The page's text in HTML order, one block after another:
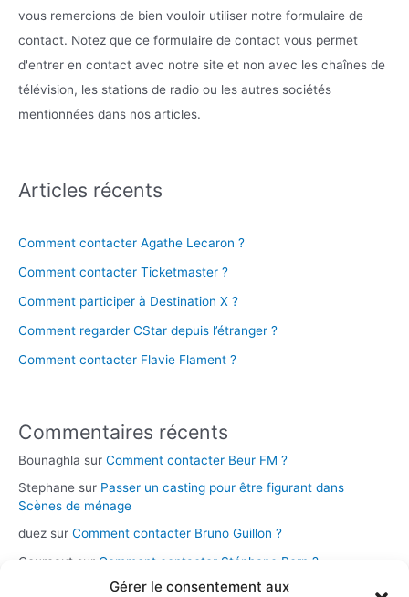
Gérer le consentement aux
vous remercions de bien vouloir utiliser notre formulaire de
contact. Notez que ce formulaire de contact vous permet
d'entrer en contact avec notre site et non avec les chaînes de
télévision, les stations de radio ou les autres sociétés
mentionnées dans nos articles.
Articles récents
Comment contacter Agathe Lecaron ?
Comment contacter Ticketmaster ?
Comment participer à Destination X ?
Comment regarder CStar depuis l’étranger ?
Comment contacter Flavie Flament ?
Commentaires récents
Bounaghla sur Comment contacter Beur FM ?
Stephane sur Passer un casting pour être figurant dans
Scènes de ménage
duez sur Comment contacter Bruno Guillon ?
Coureaut sur Comment contacter Stéphane Bern ?
Comment contacter la chaîne Novo 19 ?